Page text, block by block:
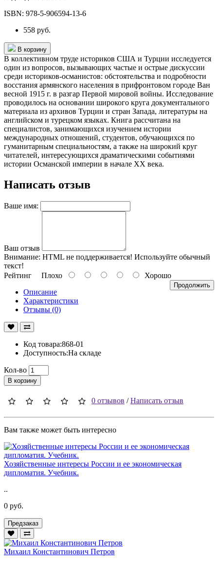
ISBN: 978-5-906594-13-6
558 руб.
В корзину
В коллективном труде историков США и Турции исследуется
один из вопросов, вызывающих частые и острые дискуссии
среди историков-османистов: обстоятельства и подробности
восстания армянского населения в прифронтовом городе Ван
весной 1915 г. в разгар Первой мировой войны. Исследование
проводилось на основании широкого круга документального
материала из архивов Турции и стран Запада, литературы на
английском и турецком языках. Книга рассчитана на
специалистов, занимающихся изучением истории
международных отношений, студентов, обучающихся по
гуманитарным специальностям, а также на широкий круг
читателей, интересующихся драматическими событиями
истории Османской империи в начале ХХ века.
Написать отзыв
Ваше имя:
Ваш отзыв
Внимание: HTML не поддерживается! Используйте обычный
текст!
Рейтинг Плохо Хорошо
Продолжить
Описание
Характеристики
Отзывы (0)
Код товара:868-01
Доступность:На складе
Кол-во
В корзину
0 отзывов /Написать отзыв
Вам также может быть интересно
Хозяйственные интересы России и ее экономическая
дипломатия. Учебник.
..
0 руб.
Предзаказ
Михаил Константинович Петров